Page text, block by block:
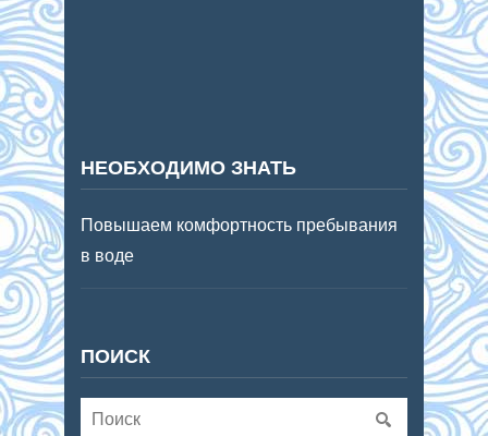
НЕОБХОДИМО ЗНАТЬ
Повышаем комфортность пребывания
в воде
ПОИСК